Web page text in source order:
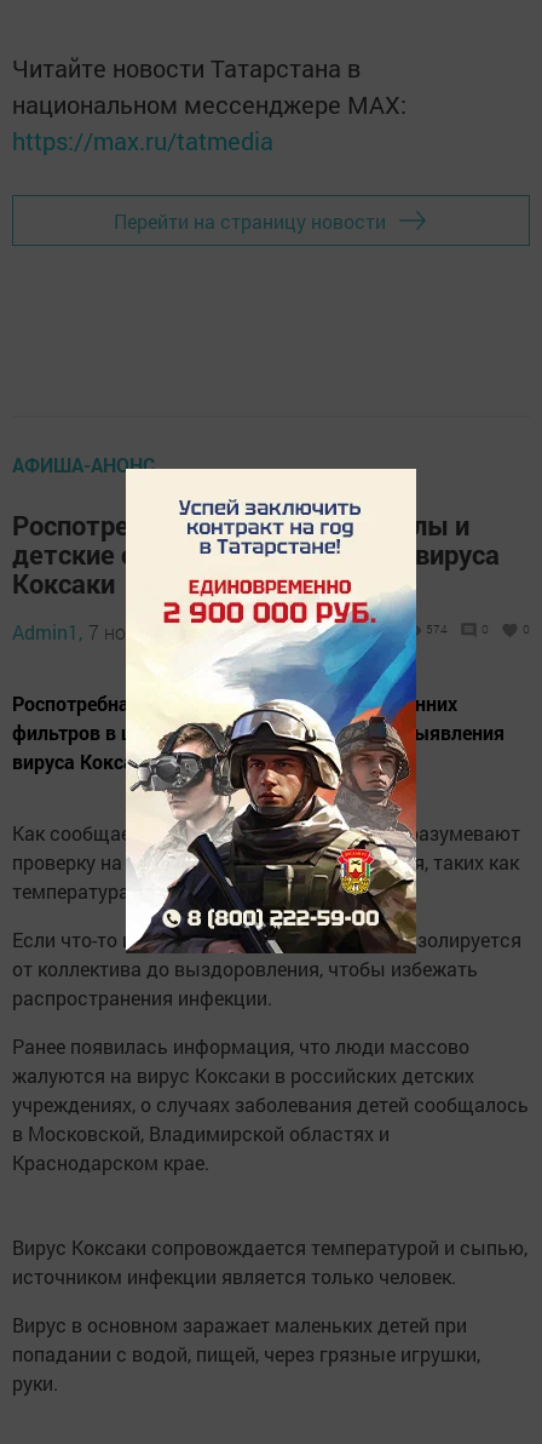
Читайте новости Татарстана в
национальном мессенджере MАХ:
https://max.ru/tatmedia
Перейти на страницу новости
АФИША-АНОНС
Роспотребнадзор проверит школы и
детские сады после выявления вируса
Коксаки
Admin1, 7 ноября 2024 - 08:52 574 0 0
Роспотребнадзор проверит процедуры утренних
фильтров в школах и детских садах после выявления
вируса Коксаки в регионах РФ.
Как сообщает ТАСС, утренние фильтры подразумевают
проверку на наличие признаков заболевания, таких как
температура, кашель, насморк и другие.
Если что-то из этого замечают, то ребенок изолируется
от коллектива до выздоровления, чтобы избежать
распространения инфекции.
Ранее появилась информация, что люди массово
жалуются на вирус Коксаки в российских детских
учреждениях, о случаях заболевания детей сообщалось
в Московской, Владимирской областях и
Краснодарском крае.
Вирус Коксаки сопровождается температурой и сыпью,
источником инфекции является только человек.
Вирус в основном заражает маленьких детей при
попадании с водой, пищей, через грязные игрушки,
руки.